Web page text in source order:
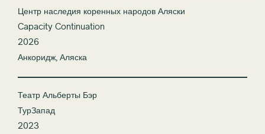
Центр наследия коренных народов Аляски
Capacity Continuation
2026
Анкоридж, Аляска
Театр Альберты Бэр
ТурЗапад
2023